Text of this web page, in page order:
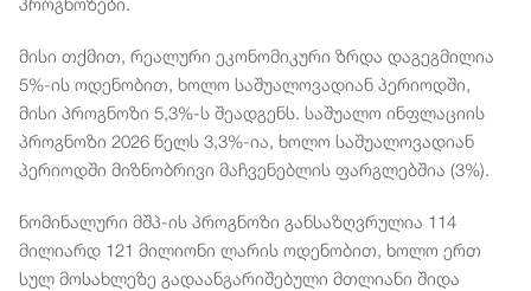
მისი თქმით, რეალური ეკონომიკური ზრდა დაგეგმილია
5%-ის ოდენობით, ხოლო საშუალოვადიან პერიოდში,
მისი პროგნოზი 5,3%-ს შეადგენს. საშუალო ინფლაციის
პროგნოზი 2026 წელს 3,3%-ია, ხოლო საშუალოვადიან
პერიოდში მიზნობრივი მაჩვენებლის ფარგლებშია (3%).
ნომინალური მშპ-ის პროგნოზი განსაზღვრულია 114
მილიარდ 121 მილიონი ლარის ოდენობით, ხოლო ერთ
სულ მოსახლეზე გადაანგარიშებული მთლიანი შიდა